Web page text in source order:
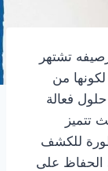
تشتهر
لكونها من
فعالة
تتميز
للكشف
الحفاظ على